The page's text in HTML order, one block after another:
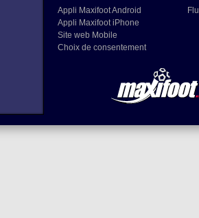
Appli Maxifoot Android
Appli Maxifoot iPhone
Site web Mobile
Choix de consentement